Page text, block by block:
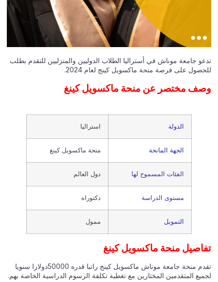
تدعو جامعة موناش في أستراليا الطلاب الدوليين والمنزليين للتقدم بطلب
للحصول على فرصة منحة ماكسويل كينج لعام 2024.
وصف مختصر عن منحة ماكسويل كينغ
الدولة استراليا
الجهة المانحة منحة ماكسويل كينغ
الفئات المسموح لها دول العالم
مستوى الدراسة دكتوراه
التمويل ممول
تفاصيل منحة ماكسويل كينغ
تقدم منحة جامعة موناش ماكسويل كينج راتبا قدره 50000دولارا سنويا
لجميع المتقدمين المختارين مع تغطية تكلفة الرسوم الدراسية الخاصة بهم.